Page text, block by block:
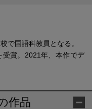
で国語科教員となる。
賞。2021年、本作でデ
作品